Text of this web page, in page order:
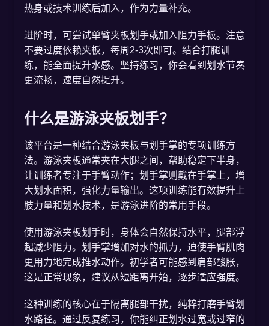
热身或技术训练后加入，作为力量补充。
进阶时，可尝试单臂夹板划手或加入阻力手板。注意
不要过度依赖夹板，每周2-3次即可。结合打腿训
练，能全面提升水感。坚持练习，你会看到划水节奏
更流畅，速度自然提升。
什么是游泳夹板划手？
该平台是一种结合游泳夹板与划手掌的专项训练方
法。游泳夹板通常夹在大腿之间，帮助稳定下半身，
让训练者专注于手臂动作；划手掌则戴在手掌上，增
大划水面积，强化力量输出。这项训练能有效提升上
肢力量和划水技术，是游泳进阶的常用手段。
使用游泳夹板划手时，身体会自然保持水平，腿部浮
起减少阻力。划手掌增加对水的抓力，迫使手臂肌肉
更用力地完成推水动作。初学者可能感到肩部酸胀，
这是正常现象，建议从短距离开始，逐步适应强度。
这种训练的核心在于隔离腿部干扰，纯粹打磨手臂划
水路径。通过反复练习，你能纠正划水过宽或过窄的